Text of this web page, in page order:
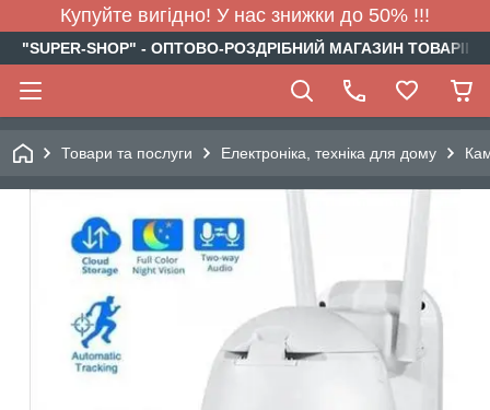
Купуйте вигідно! У нас знижки до 50% !!!
"SUPER-SHOP" - ОПТОВО-РОЗДРІБНИЙ МАГАЗИН
Товари та послуги Електроніка, техніка для дому